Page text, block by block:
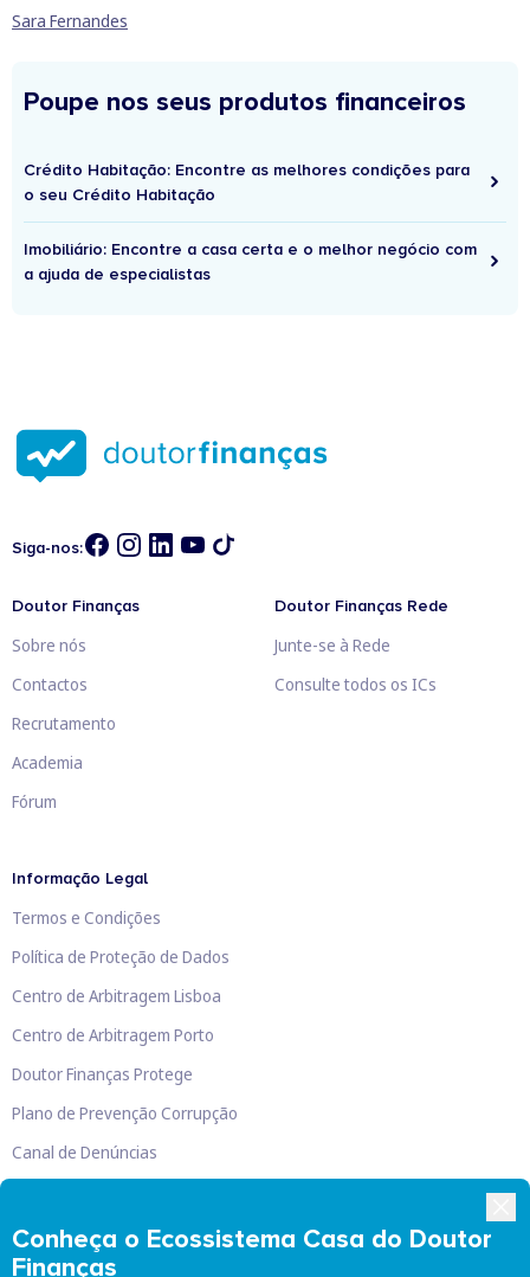
Sara Fernandes
Poupe nos seus produtos financeiros
Crédito Habitação: Encontre as melhores condições para
o seu Crédito Habitação
Imobiliário: Encontre a casa certa e o melhor negócio com
a ajuda de especialistas
Conheça o Ecossistema Casa do Doutor
Finanças
Siga-nos:
Doutor Finanças
Sobre nós
Contactos
Recrutamento
Academia
Fórum
Doutor Finanças Rede
Junte-se à Rede
Consulte todos os ICs
Informação Legal
Termos e Condições
Política de Proteção de Dados
Centro de Arbitragem Lisboa
Centro de Arbitragem Porto
Doutor Finanças Protege
Plano de Prevenção Corrupção
Canal de Denúncias